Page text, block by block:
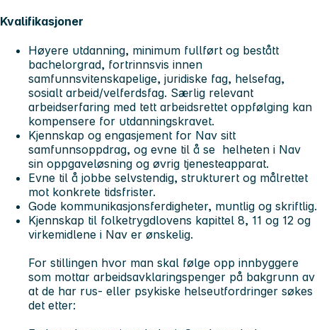
Kvalifikasjoner
Høyere utdanning, minimum fullført og bestått
bachelorgrad, fortrinnsvis innen
samfunnsvitenskapelige, juridiske fag, helsefag,
sosialt arbeid/velferdsfag. Særlig relevant
arbeidserfaring med tett arbeidsrettet oppfølging kan
kompensere for utdanningskravet.
Kjennskap og engasjement for Nav sitt
samfunnsoppdrag, og evne til å se helheten i Nav
sin oppgaveløsning og øvrig tjenesteapparat.
Evne til å jobbe selvstendig, strukturert og målrettet
mot konkrete tidsfrister.
Gode kommunikasjonsferdigheter, muntlig og skriftlig.
Kjennskap til folketrygdlovens kapittel 8, 11 og 12 og
virkemidlene i Nav er ønskelig.
For stillingen hvor man skal følge opp innbyggere
som mottar arbeidsavklaringspenger på bakgrunn av
at de har rus- eller psykiske helseutfordringer søkes
det etter: